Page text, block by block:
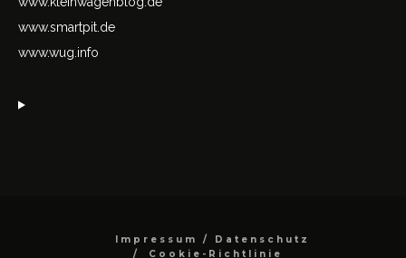
www.smartpit.de
www.wug.info
Impressum / Datenschutz
Cookie-Richtlinie